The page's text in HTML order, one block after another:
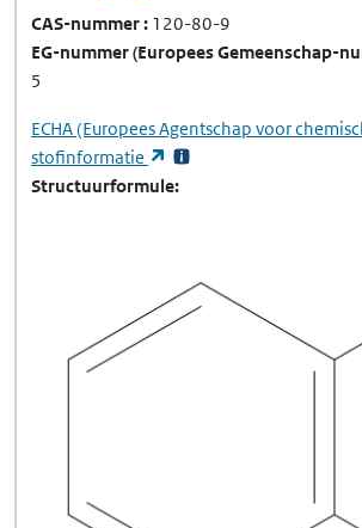
CAS-nummer 120-80-9
EG-nummer(Europees Gemeenschap-
5
ECHA(Europees Agentschap voor
stofinformatie
(opent in een nieuw
Structuurformule